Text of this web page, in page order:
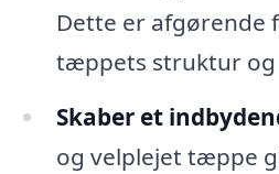
Dette er afgørende
tæppets struktur og
Skaber et
og velplejet tæppe